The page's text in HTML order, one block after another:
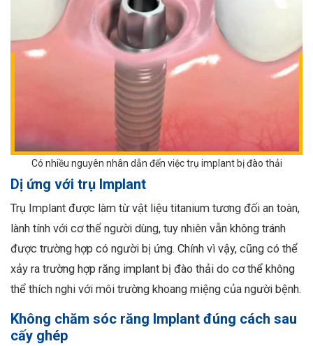
Có nhiều nguyên nhân dẫn đến việc trụ implant bị đào thải
Dị ứng với trụ Implant
Trụ Implant được làm từ vật liệu titanium tương đối an toàn,
lành tính với cơ thể người dùng, tuy nhiên vẫn không tránh
được trường hợp có người bị ứng. Chính vì vậy, cũng có thể
xảy ra trường hợp răng implant bị đào thải do cơ thể không
thể thích nghi với môi trường khoang miệng của người bệnh.
Không chăm sóc răng Implant đúng cách sau
cấy ghép